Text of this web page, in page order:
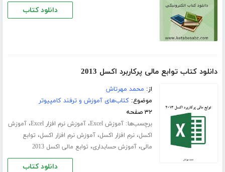
دانلود کتاب
دانلود کتاب توابع مالی پرکاربرد اکسل 2013
از: محمد مهرتاش
موضوع:کتاب‌های آموزش و ترفند کامپیوتر
۳۲ صفحه
برچسب‌ها:آموزش Excel ،آموزش نرم افزار Excel ،آموزش
اکسل،نرم افزار اکسل،آموزش نرم افزار اکسل، توابع
مالی،آموزش حسابداری، توابع مالی اکسل 2013
دانلود کتاب